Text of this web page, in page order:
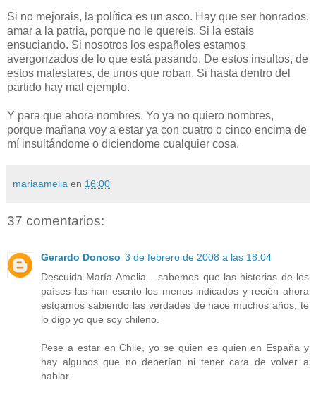
Si no mejorais, la política es un asco. Hay que ser honrados,
amar a la patria, porque no le quereis. Si la estais
ensuciando. Si nosotros los españoles estamos
avergonzados de lo que está pasando. De estos insultos, de
estos malestares, de unos que roban. Si hasta dentro del
partido hay mal ejemplo.
Y para que ahora nombres. Yo ya no quiero nombres,
porque mañana voy a estar ya con cuatro o cinco encima de
mí insultándome o diciendome cualquier cosa.
mariaamelia en 16:00
37 comentarios:
Gerardo Donoso 3 de febrero de 2008 a las 18:04
Descuida María Amelia... sabemos que las historias de los
países las han escrito los menos indicados y recién ahora
estqamos sabiendo las verdades de hace muchos años, te
lo digo yo que soy chileno.
Pese a estar en Chile, yo se quien es quien en España y
hay algunos que no deberían ni tener cara de volver a
hablar.